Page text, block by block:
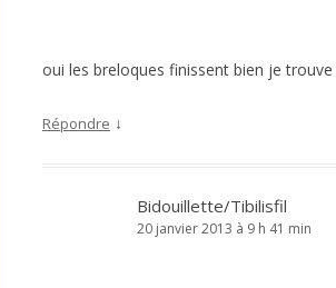
oui les breloques finissent bien je
Répondre ↓
Bidouillette/Tibilisfil
20 janvier 2013 à 9 h 41 min